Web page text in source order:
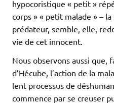
hypocoristique « petit »
corps » « petit malade » –
prédateur, semble, elle,
vie de cet innocent.
Nous observons aussi que,
d’Hécube, l’action de la
lent processus de
commence par se creuser